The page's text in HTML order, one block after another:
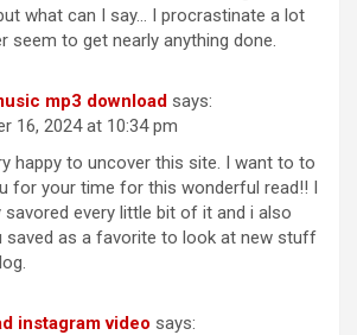
what can I say… I procrastinate a lot
seem to get nearly anything done.
mp3 download says:
16, 2024 at 10:34 pm
happy to uncover this site. I want to to
for your time for this wonderful read!! I
savored every little bit of it and i also
saved as a favorite to look at new stuff
instagram video says: